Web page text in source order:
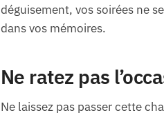
déguisement, vos soirées ne
dans vos mémoires.
Ne ratez pas
Ne laissez pas passer cette